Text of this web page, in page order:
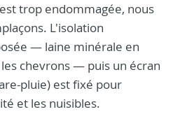
trop endommagée, nous
L'isolation
— laine minérale en
chevrons — puis un écran
pluie) est fixé pour
et les nuisibles.